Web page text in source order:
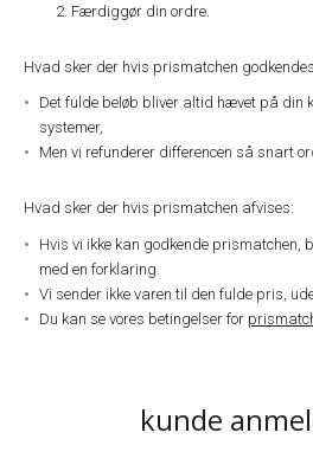
Færdiggør din ordre.
Hvad sker der hvis prismatchen
Det fulde beløb bliver altid hævet på din
systemer,
Men vi refunderer differencen så snart
Hvad sker der hvis prismatchen afvises:
Hvis vi ikke kan godkende prismatchen,
med en forklaring.
Vi sender ikke varen til den fulde pris,
Du kan se vores betingelser for
kunde